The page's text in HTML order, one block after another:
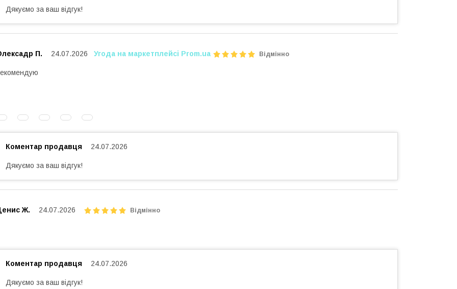
Дякуємо за ваш відгук!
П. 24.07.2026 Угода на маркетплейсі Prom.ua Відмінно
Коментар продавця 24.07.2026
Дякуємо за ваш відгук!
Ж. 24.07.2026 Відмінно
Коментар продавця 24.07.2026
Дякуємо за ваш відгук!